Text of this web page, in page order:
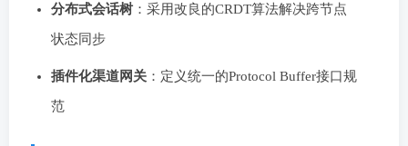
分布式会话树 ：采用改良的CRDT算法解决跨节点
状态同步
插件化渠道网关 ：定义统一的Protocol Buffer接口规
范